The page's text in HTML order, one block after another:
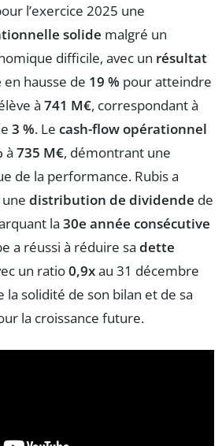
l’exercice 2025 une
solide malgré un
difficile, avec un résultat
en hausse de 19 % pour atteindre
à 741 M€, correspondant à
3 %. Le cash-flow opérationnel
à 735 M€, démontrant une
de la performance. Rubis a
distribution de dividende de
la 30e année consécutive
a réussi à réduire sa dette
un ratio0,9xau 31 décembre
solidité de son bilan et de sa
la croissance future.